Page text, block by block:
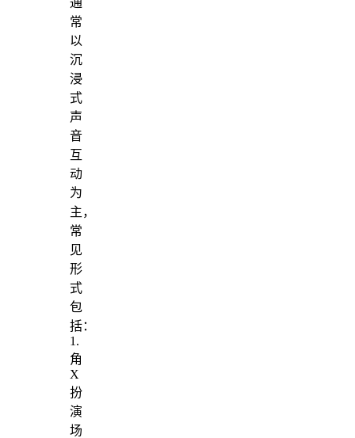
常
以
沉
浸
式
声
音
互
动
为
主，
常
见
形
式
包
括：
1.
角
X
扮
演
场